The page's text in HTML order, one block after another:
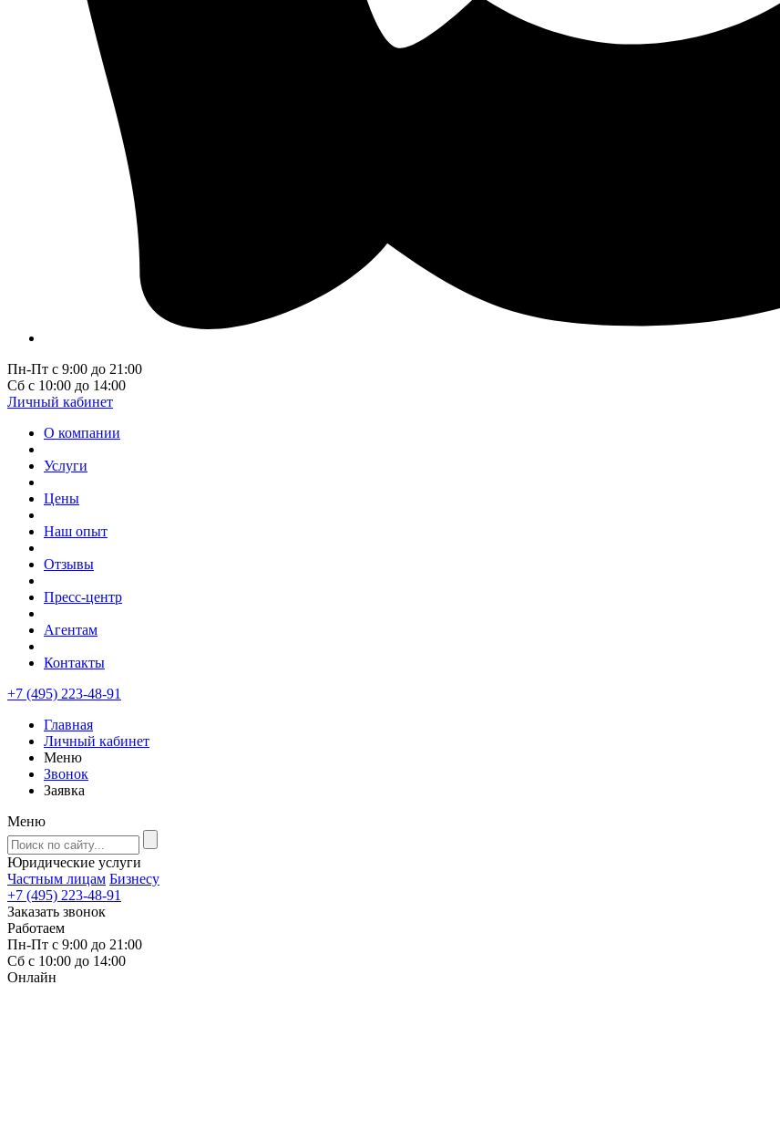
Пн-Пт с 9:00 до 21:00
Сб с 10:00 до 14:00
Личный кабинет
О компании
Услуги
Цены
Наш опыт
Отзывы
Пресс-центр
Агентам
Контакты
+7 (495) 223-48-91
Главная
Личный кабинет
Меню
Звонок
Заявка
Меню
Юридические услуги
Частным лицам Бизнесу
+7 (495) 223-48-91
Заказать звонок
Работаем
Пн-Пт с 9:00 до 21:00
Сб с 10:00 до 14:00
Онлайн